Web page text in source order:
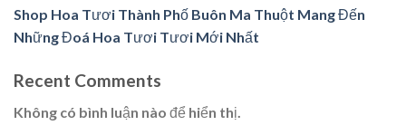
Shop Hoa Tươi Thành Phố Buôn Ma Thuột Mang Đến
Những Đoá Hoa Tươi Tươi Mới Nhất
Recent Comments
Không có bình luận nào để hiển thị.